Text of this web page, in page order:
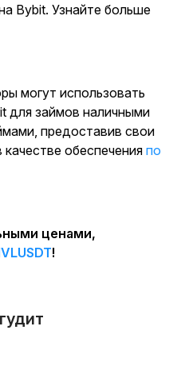
Bybit. Узнайте больше
могут использовать
для займов наличными
предоставив свои
обеспечения по
ценами,
!